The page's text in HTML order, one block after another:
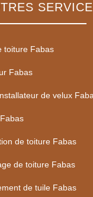
toiture Fabas
Fabas
de velux
de toiture Fabas
de toiture Fabas
de tuile Fabas